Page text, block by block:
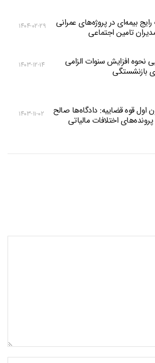
بیمه‌ای در پروژه‌های عمرانی
تامین اجتماعی
۱۴۰۴-۰۲-۲۹
نحوه افزایش سنوات الزامی
بازنشستگی
۱۴۰۳-۱۲-۱۴
اول قوه قضاییه: دادگاه‌‌ها صالح
اختلافات مالیاتی
۱۴۰۳-۱۱-۰۲